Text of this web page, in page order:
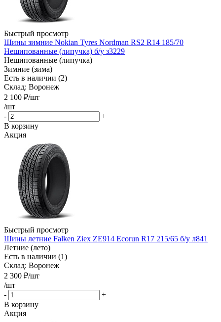
Быстрый просмотр
Шины зимние Nokian Tyres Nordman RS2 R14 185/70
Нешипованные (липучка) б/у з3229
Нешипованные (липучка)
Зимние (зима)
Есть в наличии (2)
Склад: Воронеж
2 100 ₽/шт
/шт
-
+
В корзину
Акция
Быстрый просмотр
Шины летние Falken Ziex ZE914 Ecorun R17 215/65 б/у л841
Летние (лето)
Есть в наличии (1)
Склад: Воронеж
2 300 ₽/шт
/шт
-
+
В корзину
Акция